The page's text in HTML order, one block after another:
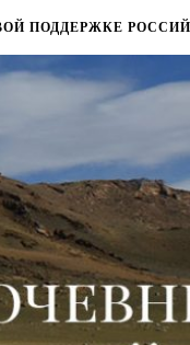
ПОДДЕРЖКЕ